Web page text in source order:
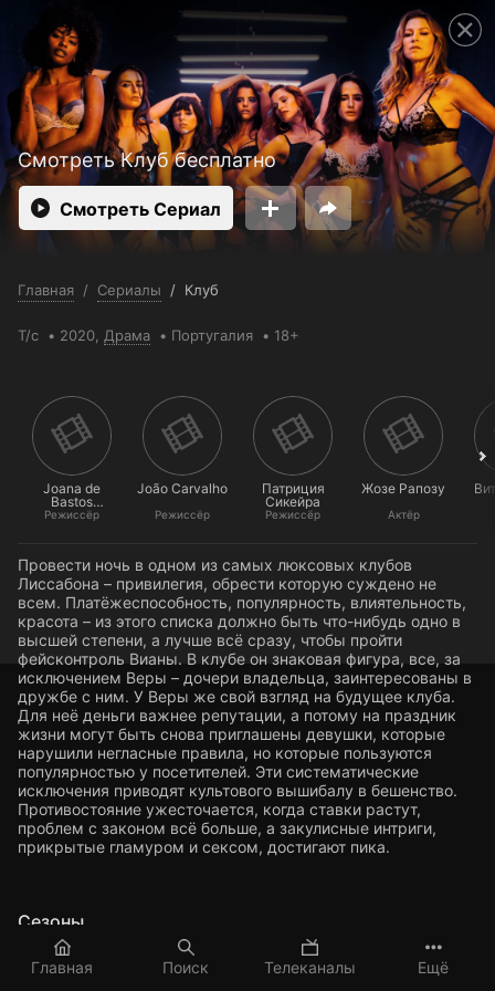
Главная Поиск Телеканалы Ещё
Смотреть Клуб бесплатно
Смотреть Сериал
Главная / Сериалы / Клуб
Т/с 2020, Драма Португалия 18+
Joana de
Bastos
Rodrigues
Режиссёр
João Carvalho
Режиссёр
Патриция
Сикейра
Режиссёр
Жозе Рапозу
Актёр
Провести ночь в одном из самых люксовых клубов
Лиссабона – привилегия, обрести которую суждено не
всем. Платёжеспособность, популярность, влиятельность,
красота – из этого списка должно быть что-нибудь одно в
высшей степени, а лучше всё сразу, чтобы пройти
фейсконтроль Вианы. В клубе он знаковая фигура, все, за
исключением Веры – дочери владельца, заинтересованы в
дружбе с ним. У Веры же свой взгляд на будущее клуба.
Для неё деньги важнее репутации, а потому на праздник
жизни могут быть снова приглашены девушки, которые
нарушили негласные правила, но которые пользуются
популярностью у посетителей. Эти систематические
исключения приводят культового вышибалу в бешенство.
Противостояние ужесточается, когда ставки растут,
проблем с законом всё больше, а закулисные интриги,
прикрытые гламуром и сексом, достигают пика.
Сезоны
Пользовательское соглашение
Политика конфиденциальности
Открыть приложение
Ввести промокод